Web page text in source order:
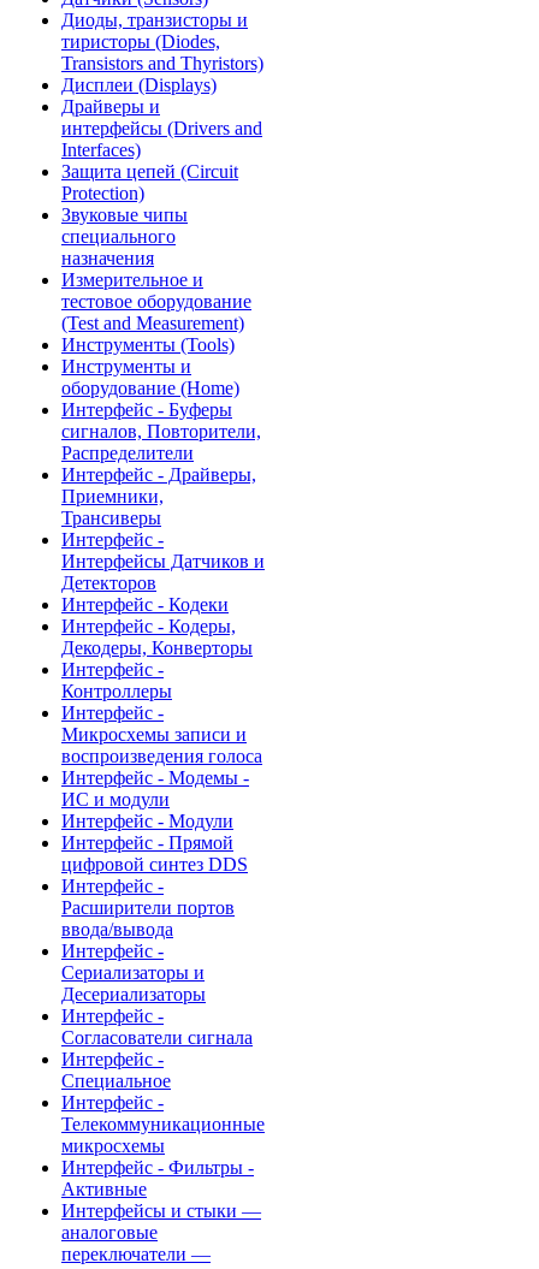
Диоды, транзисторы и
тиристоры (Diodes,
Transistors and Thyristors)
Дисплеи (Displays)
Драйверы и
интерфейсы (Drivers and
Interfaces)
Защита цепей (Circuit
Protection)
Звуковые чипы
специального
назначения
Измерительное и
тестовое оборудование
(Test and Measurement)
Инструменты (Tools)
Инструменты и
оборудование (Home)
Интерфейс - Буферы
сигналов, Повторители,
Распределители
Интерфейс - Драйверы,
Приемники,
Трансиверы
Интерфейс -
Интерфейсы Датчиков и
Детекторов
Интерфейс - Кодеки
Интерфейс - Кодеры,
Декодеры, Конверторы
Интерфейс -
Контроллеры
Интерфейс -
Микросхемы записи и
воспроизведения голоса
Интерфейс - Модемы -
ИС и модули
Интерфейс - Модули
Интерфейс - Прямой
цифровой синтез DDS
Интерфейс -
Расширители портов
ввода/вывода
Интерфейс -
Сериализаторы и
Десериализаторы
Интерфейс -
Согласователи сигнала
Интерфейс -
Специальное
Интерфейс -
Телекоммуникационные
микросхемы
Интерфейс - Фильтры -
Активные
Интерфейсы и стыки —
аналоговые
переключатели —